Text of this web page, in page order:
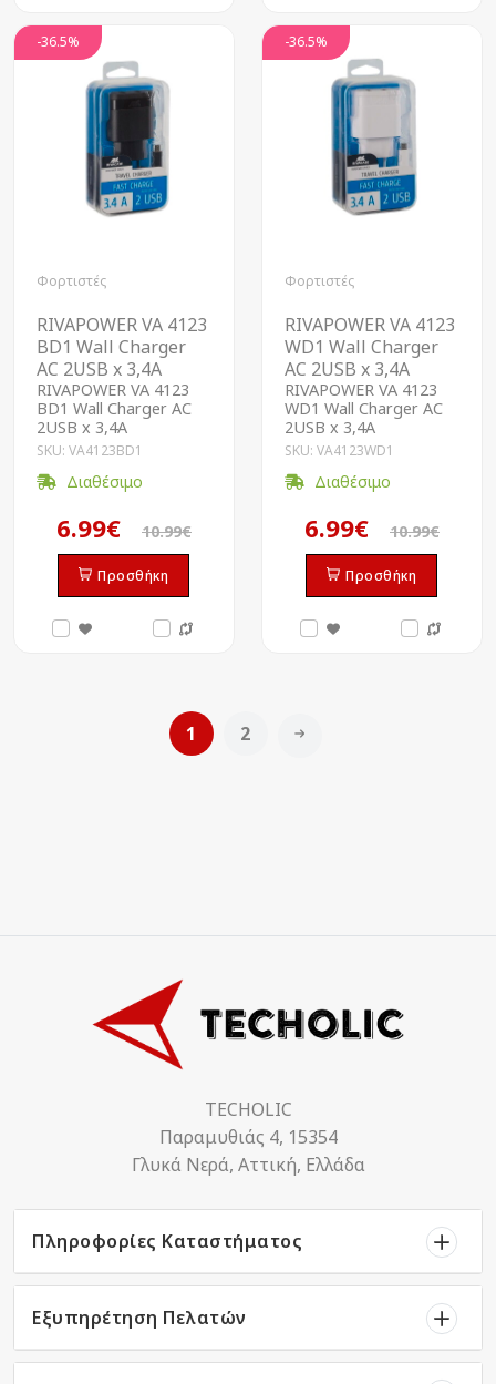
-36.5%
Φορτιστές
RIVAPOWER VA 4123
BD1 Wall Charger
AC 2USB x 3,4A
RIVAPOWER VA 4123
BD1 Wall Charger AC
2USB x 3,4A
SKU: VA4123BD1
Διαθέσιμο
6.99€ 10.99€
Προσθήκη
-36.5%
Φορτιστές
RIVAPOWER VA 4123
WD1 Wall Charger
AC 2USB x 3,4A
RIVAPOWER VA 4123
WD1 Wall Charger AC
2USB x 3,4A
SKU: VA4123WD1
Διαθέσιμο
6.99€ 10.99€
Προσθήκη
1 2
TECHOLIC
Παραμυθιάς 4, 15354
Γλυκά Νερά, Αττική, Ελλάδα
Πληροφορίες Καταστήματος
Εξυπηρέτηση Πελατών